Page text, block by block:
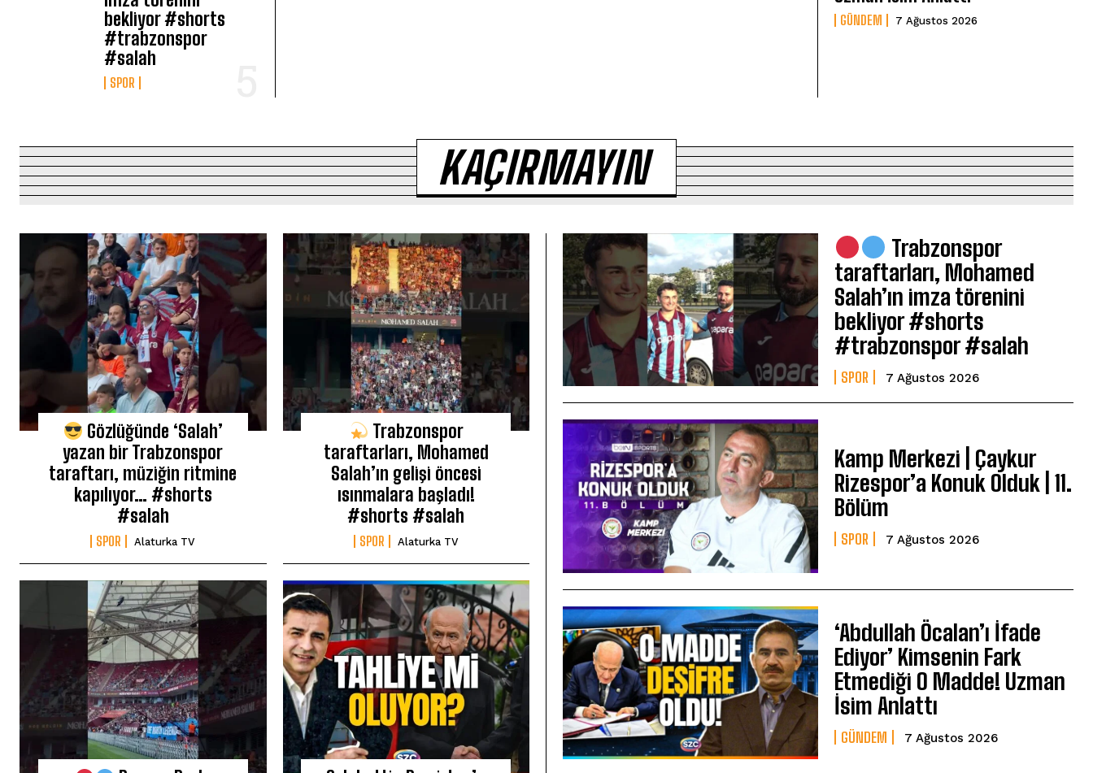
bekliyor #shorts
#trabzonspor
#salah
SPOR
GÜNDEM 7 Ağustos 2026
KAÇIRMAYIN
Gözlüğünde ‘Salah’
yazan bir Trabzonspor
taraftarı, müziğin ritmine
kapılıyor… #shorts
#salah
SPOR Alaturka TV
Trabzonspor
taraftarları, Mohamed
Salah’ın gelişi öncesi
ısınmalara başladı!
#shorts #salah
SPOR Alaturka TV
Trabzonspor
taraftarları, Mohamed
Salah’ın imza törenini
bekliyor #shorts
#trabzonspor #salah
SPOR 7 Ağustos 2026
Kamp Merkezi | Çaykur
Rizespor’a Konuk Olduk | 11.
Bölüm
SPOR 7 Ağustos 2026
‘Abdullah Öcalan’ı İfade
Ediyor’ Kimsenin Fark
Etmediği O Madde! Uzman
İsim Anlattı
GÜNDEM 7 Ağustos 2026